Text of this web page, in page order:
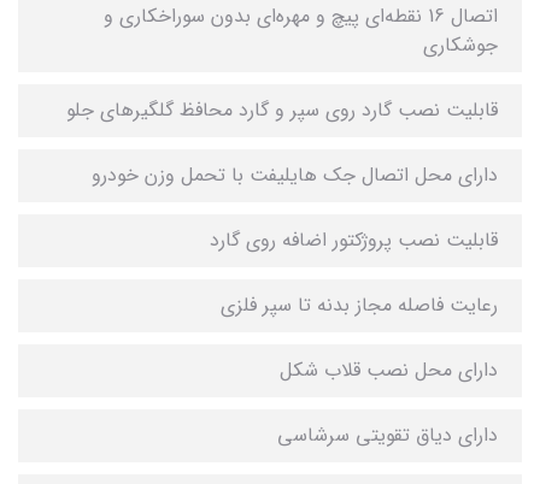
اتصال 16 نقطه‌ای پیچ و مهره‌ای بدون سوراخکاری و
جوشکاری
قابلیت نصب گارد روی سپر و گارد محافظ گلگیرهای جلو
دارای محل اتصال جک هایلیفت با تحمل وزن خودرو
قابلیت نصب پروژکتور اضافه روی گارد
رعایت فاصله مجاز بدنه تا سپر فلزی
دارای محل نصب قلاب شکل
دارای دیاق تقویتی سرشاسی